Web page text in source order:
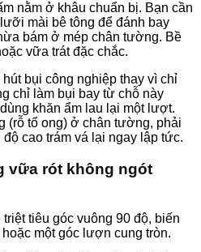
nằm ở khâu chuẩn bị. Bạn cần
mài bê tông để đánh bay
bám ở mép chân tường. Bề
vữa trát đặc chắc.
bụi công nghiệp thay vì chỉ
chỉ làm bụi bay từ chỗ này
khăn ẩm lau lại một lượt.
(rỗ tổ ong) ở chân tường, phải
cao trám vá lại ngay lập tức.
vữa rót không ngót
tiêu góc vuông 90 độ, biến
một góc lượn cung tròn.